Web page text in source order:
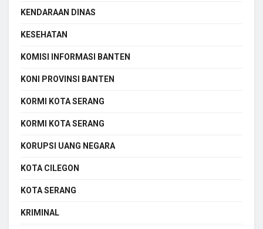
KENDARAAN DINAS
KESEHATAN
KOMISI INFORMASI BANTEN
KONI PROVINSI BANTEN
KORMI KOTA SERANG
KORMI KOTA SERANG
KORUPSI UANG NEGARA
KOTA CILEGON
KOTA SERANG
KRIMINAL